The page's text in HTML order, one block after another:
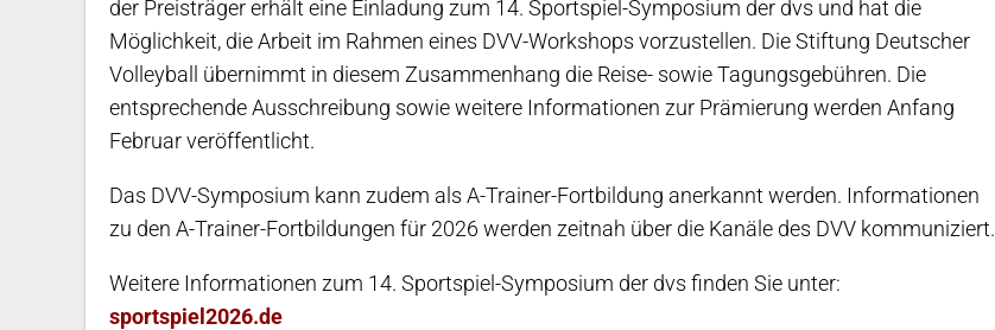
der Preisträger erhält eine Einladung zum 14. Sportspiel-Symposium der dvs und hat die
Möglichkeit, die Arbeit im Rahmen eines DVV-Workshops vorzustellen. Die Stiftung Deutscher
Volleyball übernimmt in diesem Zusammenhang die Reise- sowie Tagungsgebühren. Die
entsprechende Ausschreibung sowie weitere Informationen zur Prämierung werden Anfang
Februar veröffentlicht.
Das DVV-Symposium kann zudem als A-Trainer-Fortbildung anerkannt werden. Informationen
zu den A-Trainer-Fortbildungen für 2026 werden zeitnah über die Kanäle des DVV kommuniziert.
Weitere Informationen zum 14. Sportspiel-Symposium der dvs finden Sie unter:
sportspiel2026.de